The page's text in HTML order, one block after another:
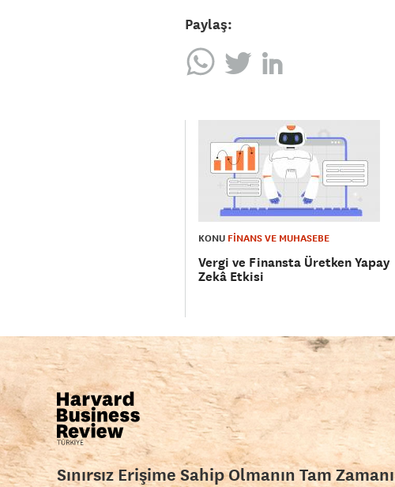
Paylaş:
KONU FİNANS VE MUHASEBE
Vergi ve Finansta Üretken Yapay
Zekâ Etkisi
Sınırsız Erişime Sahip Olmanın Tam Zamanı